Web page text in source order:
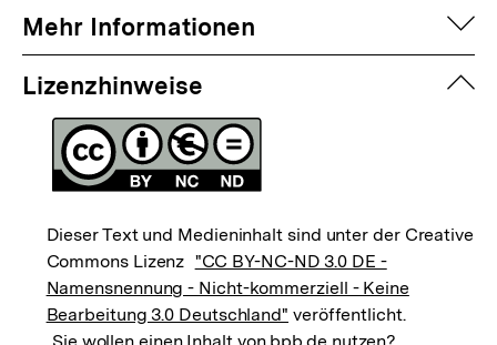
Mehr Informationen
Lizenzhinweise
Dieser Text und Medieninhalt sind unter der Creative
Commons Lizenz "CC BY-NC-ND 3.0 DE -
Namensnennung - Nicht-kommerziell - Keine
Bearbeitung 3.0 Deutschland" veröffentlicht.
Sie wollen einen Inhalt von bpb.de nutzen?